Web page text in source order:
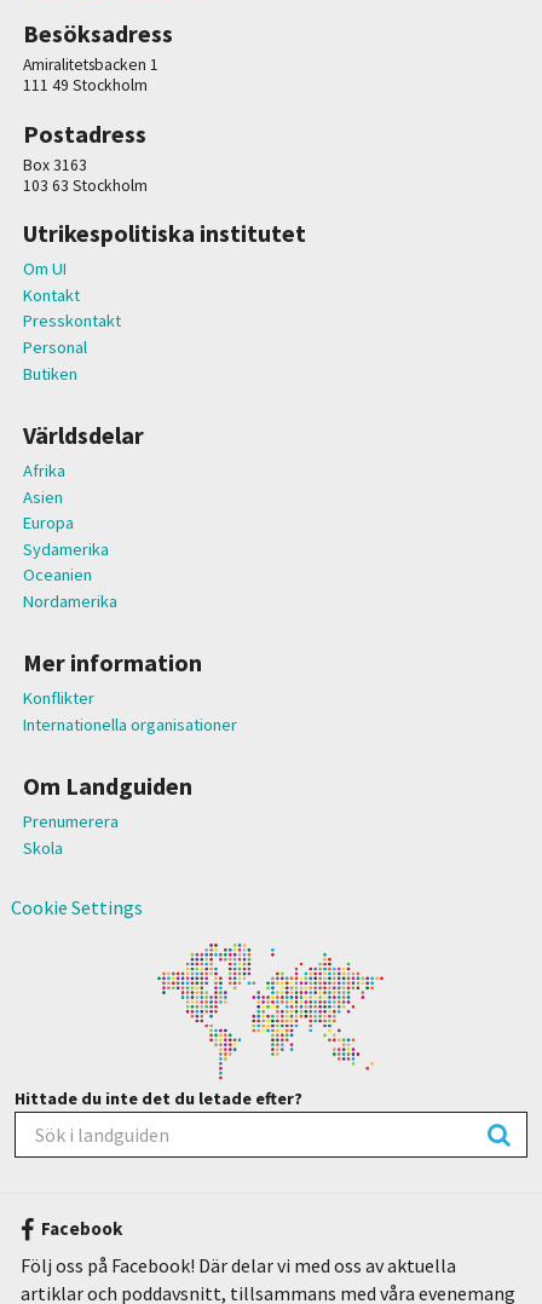
Besöksadress
Amiralitetsbacken 1
111 49 Stockholm
Postadress
Box 3163
103 63 Stockholm
Utrikespolitiska institutet
Om UI
Kontakt
Presskontakt
Personal
Butiken
Världsdelar
Afrika
Asien
Europa
Sydamerika
Oceanien
Nordamerika
Mer information
Konflikter
Internationella organisationer
Om Landguiden
Prenumerera
Skola
Cookie Settings
Hittade du inte det du letade efter?
Facebook
Följ oss på Facebook! Där delar vi med oss av aktuella
artiklar och poddavsnitt, tillsammans med våra evenemang